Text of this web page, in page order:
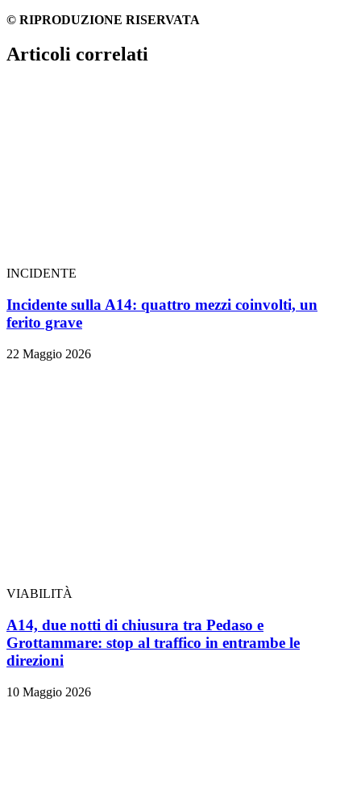
© RIPRODUZIONE RISERVATA
Articoli correlati
INCIDENTE
Incidente sulla A14: quattro mezzi coinvolti, un
ferito grave
22 Maggio 2026
VIABILITÀ
A14, due notti di chiusura tra Pedaso e
Grottammare: stop al traffico in entrambe le
direzioni
10 Maggio 2026